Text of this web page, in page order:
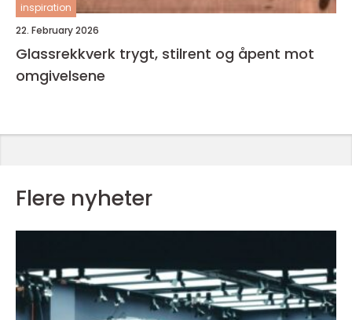
inspiration
22. February 2026
Glassrekkverk trygt, stilrent og åpent mot
omgivelsene
Flere nyheter